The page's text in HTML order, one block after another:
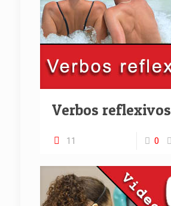
Verbos reflexivos
11 0